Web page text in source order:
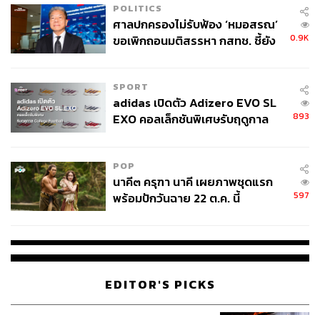
POLITICS
ศาลปกครองไม่รับฟ้อง ‘หมอสรณ’
ขอเพิกถอนมติสรรหา กสทช. ชี้ยัง
0.9K
SPORT
adidas เปิดตัว Adizero EVO SL
EXO คอลเล็กชันพิเศษรับฤดูกาล
893
POP
นาคี๓ ครุฑา นาคี เผยภาพชุดแรก
พร้อมปักวันฉาย 22 ต.ค. นี้
597
EDITOR'S PICKS